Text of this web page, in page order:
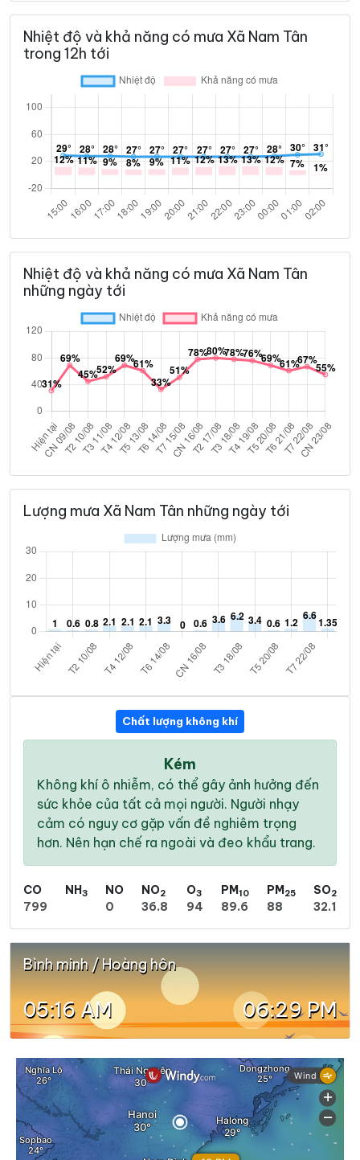
Nhiệt độ và khả năng có mưa Xã Nam Tân
trong 12h tới
Nhiệt độ và khả năng có mưa Xã Nam Tân
những ngày tới
Lượng mưa Xã Nam Tân những ngày tới
Chất lượng không khí
Kém
Không khí ô nhiễm, có thể gây ảnh hưởng đến
sức khỏe của tất cả mọi người. Người nhạy
cảm có nguy cơ gặp vấn đề nghiêm trọng
hơn. Nên hạn chế ra ngoài và đeo khẩu trang.
CO
799
NH3
NO
0
NO2
36.8
O3
94
PM10
89.6
PM25
88
SO2
32.1
Bình minh / Hoàng hôn
05:16 AM 06:29 PM